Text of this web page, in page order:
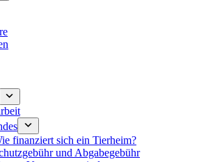
finanziert sich ein Tierheim?
und Abgabegebühr